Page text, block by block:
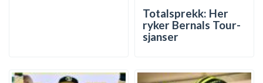
Totalsprekk: Her
ryker Bernals Tour-
sjanser